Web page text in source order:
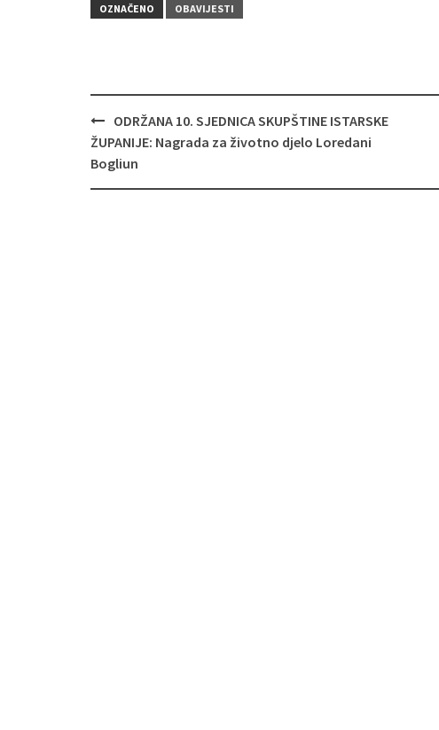
OZNAČENO
OBAVIJESTI
Navigacija
objava
ODRŽANA 10. SJEDNICA SKUPŠTINE ISTARSKE
ŽUPANIJE: Nagrada za životno djelo Loredani
Bogliun